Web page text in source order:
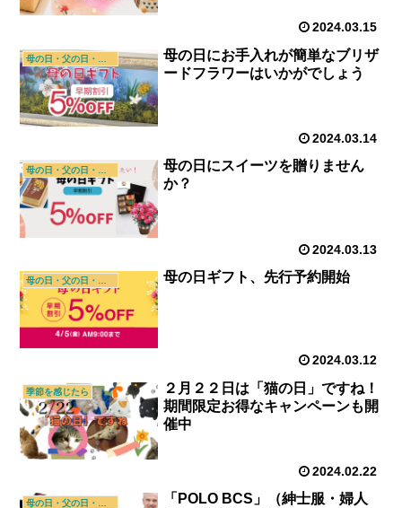
2024.03.15
母の日にお手入れが簡単なブリザ
ードフラワーはいかがでしょう
2024.03.14
母の日にスイーツを贈りません
か？
2024.03.13
母の日・父の日・敬老の日 母の日ギフト、先行予約開始
2024.03.12
季節を感じたら
２月２２日は「猫の日」ですね！
期間限定お得なキャンペーンも開
催中
2024.02.22
「POLO BCS」（紳士服・婦人